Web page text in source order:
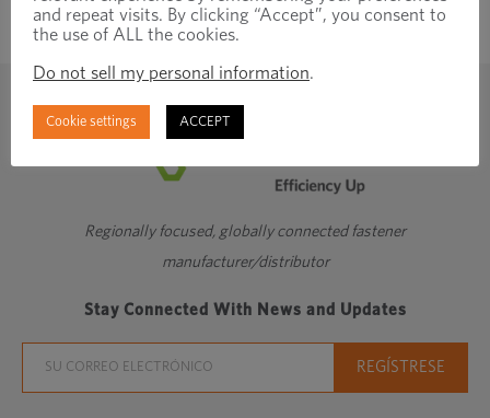
Regionally focused, globally connected fastener
manufacturer/distributor
Stay Connected With News and Updates
and repeat visits. By clicking “Accept”, you consent to
the use of ALL the cookies.
Do not sell my personal information.
Cookie settings ACCEPT